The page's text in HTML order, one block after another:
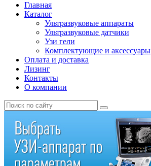
Главная
Каталог
Ультразвуковые аппараты
Ультразвуковые датчики
Узи гели
Комплектующие и аксессуары
Оплата и доставка
Лизинг
Контакты
О компании